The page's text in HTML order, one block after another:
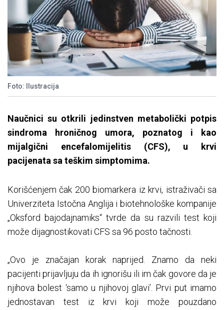
Foto: Ilustracija
Naučnici su otkrili jedinstven metabolički potpis
sindroma hroničnog umora, poznatog i kao
mijalgični encefalomijelitis (CFS), u krvi
pacijenata sa teškim simptomima.
Korišćenjem čak 200 biomarkera iz krvi, istraživači sa
Univerziteta Istočna Anglija i biotehnološke kompanije
„Oksford bajodajnamiks“ tvrde da su razvili test koji
može dijagnostikovati CFS sa 96 posto tačnosti.
„Ovo je značajan korak naprijed. Znamo da neki
pacijenti prijavljuju da ih ignorišu ili im čak govore da je
njihova bolest ‘samo u njihovoj glavi’. Prvi put imamo
jednostavan test iz krvi koji može pouzdano